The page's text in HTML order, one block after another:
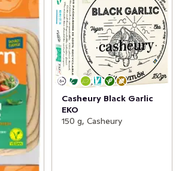
Casheury Black Garlic
EKO
150 g, Casheury